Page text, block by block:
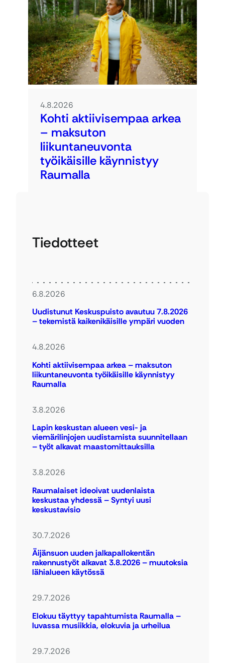
4.8.2026
Kohti aktiivisempaa arkea
– maksuton
liikuntaneuvonta
työikäisille käynnistyy
Raumalla
Tiedotteet
6.8.2026
Uudistunut Keskuspuisto avautuu 7.8.2026
– tekemistä kaikenikäisille ympäri vuoden
4.8.2026
Kohti aktiivisempaa arkea – maksuton
liikuntaneuvonta työikäisille käynnistyy
Raumalla
3.8.2026
Lapin keskustan alueen vesi- ja
viemärilinjojen uudistamista suunnitellaan
– työt alkavat maastomittauksilla
3.8.2026
Raumalaiset ideoivat uudenlaista
keskustaa yhdessä – Syntyi uusi
keskustavisio
30.7.2026
Äijänsuon uuden jalkapallokentän
rakennustyöt alkavat 3.8.2026 – muutoksia
lähialueen käytössä
29.7.2026
Elokuu täyttyy tapahtumista Raumalla –
luvassa musiikkia, elokuvia ja urheilua
29.7.2026